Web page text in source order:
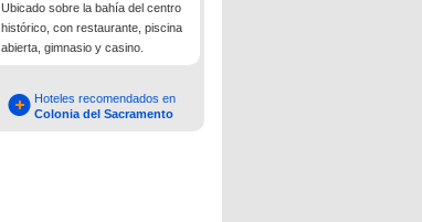
Ubicado sobre la bahía del centro
histórico, con restaurante, piscina
abierta, gimnasio y casino.
Hoteles recomendados en
Colonia del Sacramento